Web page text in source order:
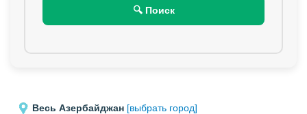
🔍 Поиск
Весь Азербайджан [выбрать город]